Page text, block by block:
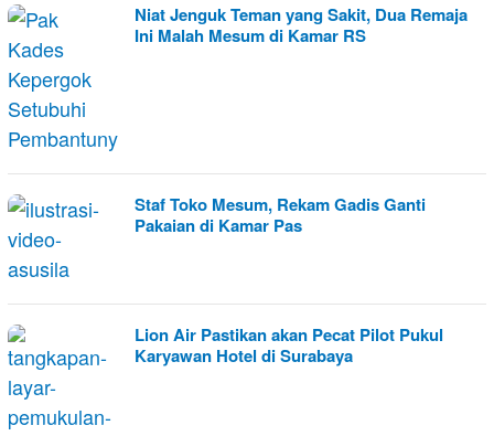
JAMBISERUCOM
:
BERITA
JAMBI
SERU
HARI
INI
Niat Jenguk Teman yang Sakit, Dua Remaja
Ini Malah Mesum di Kamar RS
Staf Toko Mesum, Rekam Gadis Ganti
Pakaian di Kamar Pas
Lion Air Pastikan akan Pecat Pilot Pukul
Karyawan Hotel di Surabaya